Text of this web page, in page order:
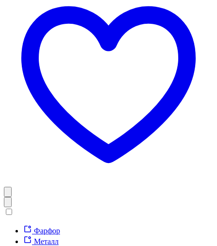
Фарфор
Металл